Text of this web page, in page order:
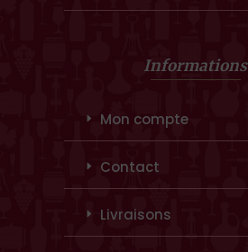
Informations
Mon compte
Contact
Livraisons